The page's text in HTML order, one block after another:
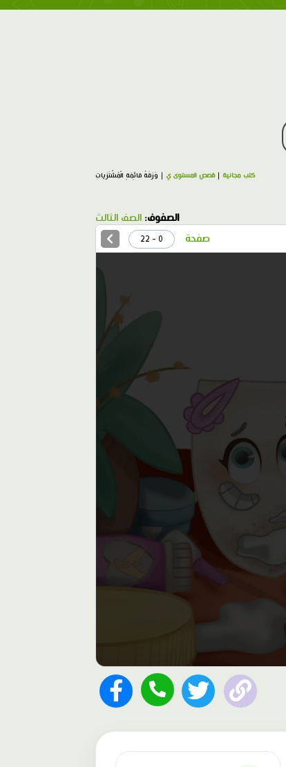
كتب مجانية |قصص المستوى ي | وَرَقَةُ قائِمَةِ الْمُشْتَرَياتِ
الصفوف: الصف الثالث
صفحة 0 - 22